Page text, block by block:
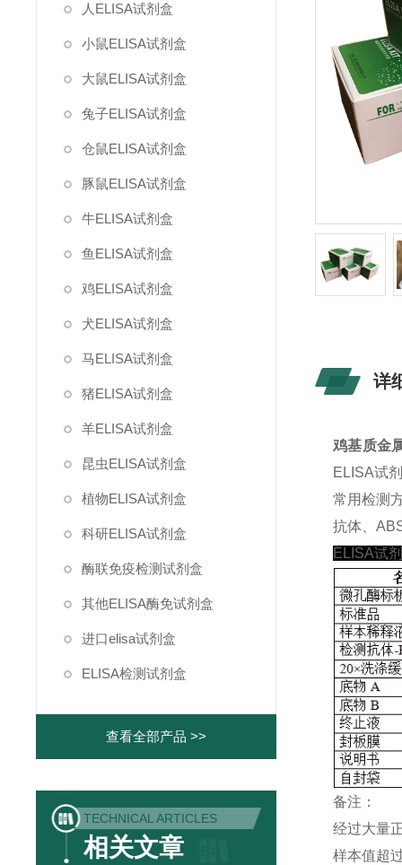
人ELISA试剂盒
小鼠ELISA试剂盒
大鼠ELISA试剂盒
兔子ELISA试剂盒
仓鼠ELISA试剂盒
豚鼠ELISA试剂盒
牛ELISA试剂盒
鱼ELISA试剂盒
鸡ELISA试剂盒
犬ELISA试剂盒
马ELISA试剂盒
猪ELISA试剂盒
羊ELISA试剂盒
昆虫ELISA试剂盒
植物ELISA试剂盒
科研ELISA试剂盒
酶联免疫检测试剂盒
其他ELISA酶免试剂盒
进口elisa试剂盒
ELISA检测试剂盒
查看全部产品 >>
TECHNICAL ARTICLES
相关文章
详
鸡基质金
ELISA试
常用检测
抗体、
ELISA试
备注：
经过大量
样本值超